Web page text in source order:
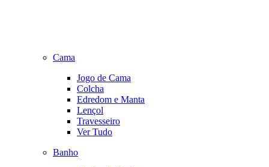
Cama
Jogo de Cama
Colcha
Edredom e Manta
Lençol
Travesseiro
Ver Tudo
Banho